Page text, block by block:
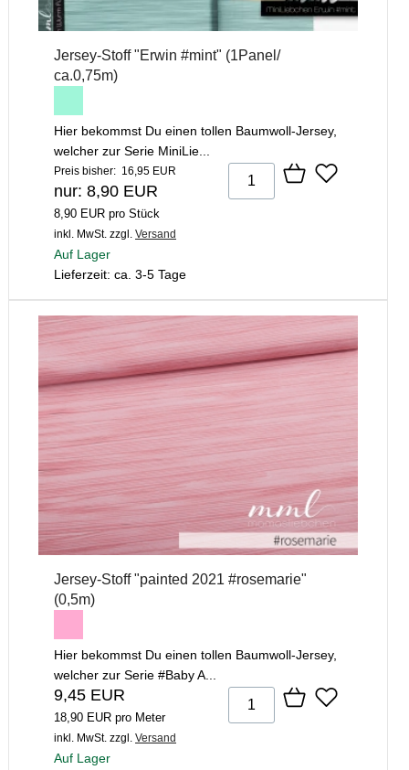
Jersey-Stoff "Erwin #mint" (1Panel/
ca.0,75m)
Hier bekommst Du einen tollen Baumwoll-Jersey,
welcher zur Serie MiniLie...
Preis bisher: 16,95 EUR
nur: 8,90 EUR
8,90 EUR pro Stück
inkl. MwSt. zzgl. Versand
Auf Lager
Lieferzeit: ca. 3-5 Tage
Jersey-Stoff "painted 2021 #rosemarie"
(0,5m)
Hier bekommst Du einen tollen Baumwoll-Jersey,
welcher zur Serie #Baby A...
9,45 EUR
18,90 EUR pro Meter
inkl. MwSt. zzgl. Versand
Auf Lager